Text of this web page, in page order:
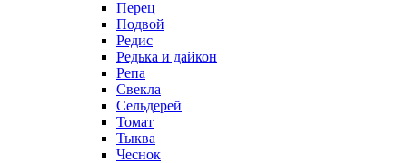
Перец
Подвой
Редис
Редька и дайкон
Репа
Свекла
Сельдерей
Томат
Тыква
Чеснок